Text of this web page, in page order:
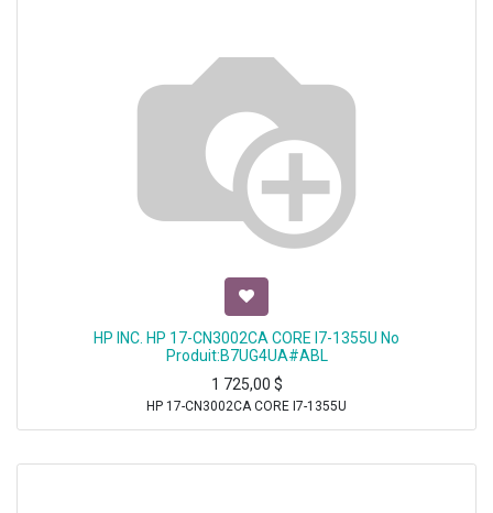
HP INC. HP 17-CN3002CA CORE I7-1355U No
Produit:B7UG4UA#ABL
1 725,00 $
HP 17-CN3002CA CORE I7-1355U